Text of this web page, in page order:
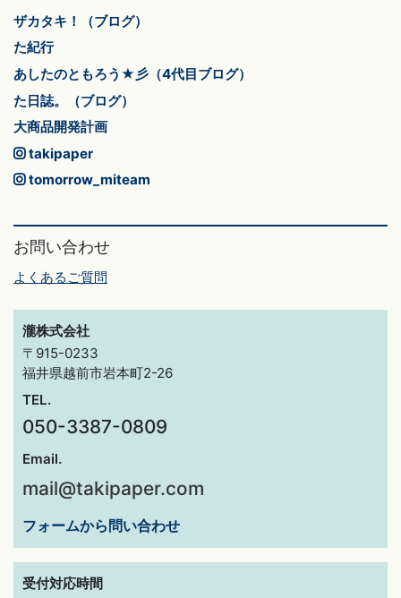
ザカタキ！（ブログ）
た紀行
あしたのともろう★彡（4代目ブログ）
た日誌。（ブログ）
大商品開発計画
takipaper
tomorrow_miteam
お問い合わせ
よくあるご質問
瀧株式会社
〒915-0233
福井県越前市岩本町2-26
TEL.
050-3387-0809
Email.
mail@takipaper.com
フォームから問い合わせ
受付対応時間